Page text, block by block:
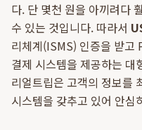
다. 단 몇천 원을 아끼려다
수 있는 것입니다. 따라서
리체계(ISMS) 인증을 받고
결제 시스템을 제공하는 대
리얼트립은 고객의 정보를
시스템을 갖추고 있어 안심